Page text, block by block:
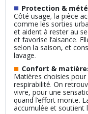
■ Protection &
Côté usage, la pièce
comme les sorties
et aident à rester au
et favorise l’aisance.
selon la saison, et
lavage.
■ Confort &
Matières choisies
respirabilité. On
vivre, pour une
quand l’effort monte.
accumulée et soutient